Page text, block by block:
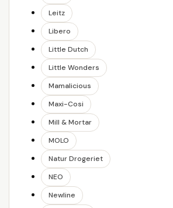
Leitz
Libero
Little Dutch
Little Wonders
Mamalicious
Maxi-Cosi
Mill & Mortar
MOLO
Natur Drogeriet
NEO
Newline